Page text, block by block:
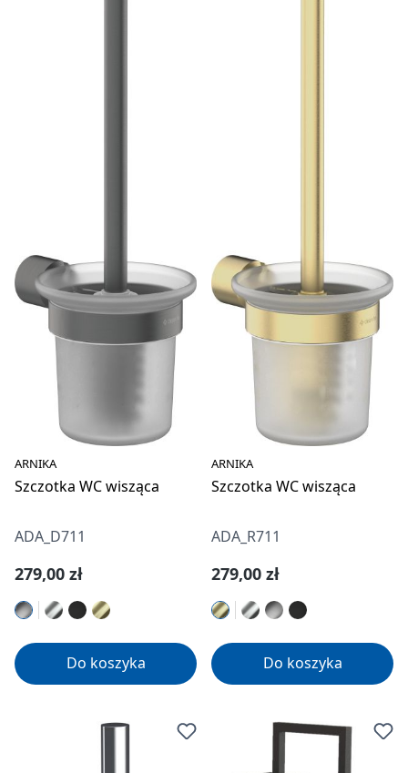
ARNIKA
Szczotka WC wisząca
ADA_D711
Cena regularna:
279,00 zł
Do koszyka
ARNIKA
Szczotka WC wisząca
ADA_R711
Cena regularna:
279,00 zł
Do koszyka